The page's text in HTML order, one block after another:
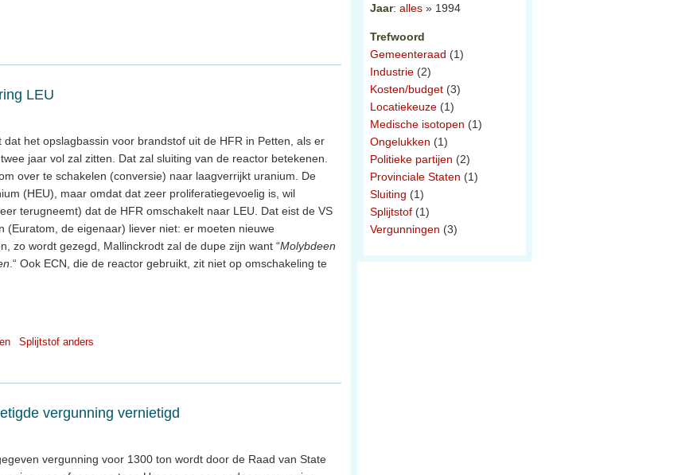
LEU
het opslagbassin voor brandstof uit de HFR in Petten, als er
jaar vol zal zitten. Dat zal sluiting van de reactor betekenen.
over te schakelen (conversie) naar laagverrijkt uranium. De
(HEU), maar omdat dat zeer proliferatiegevoelig is, wil
terugneemt) dat de HFR omschakelt naar LEU. Dat eist de VS
(Euratom, de eigenaar) liever niet: er moeten nieuwe
zo wordt gezegd, Mallinckrodt zal de dupe zijn want “Molybdeen
.“ Ook ECN, die de reactor gebruikt, zit niet op omschakeling te
Splijtstof anders
vergunning vernietigd
vergunning voor 1300 ton wordt door de Raad van State
Jaar: alles » 1994
Trefwoord
Gemeenteraad (1)
Industrie (2)
Kosten/budget (3)
Locatiekeuze (1)
Medische isotopen (1)
Ongelukken (1)
Politieke partijen (2)
Provinciale Staten (1)
Sluiting (1)
Splijtstof (1)
Vergunningen (3)